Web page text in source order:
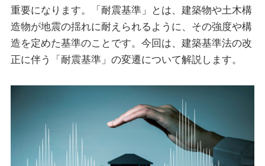
重要になります。「耐震基準」とは、建築物や土木構
造物が地震の揺れに耐えられるように、その強度や構
造を定めた基準のことです。今回は、建築基準法の改
正に伴う「耐震基準」の変遷について解説します。